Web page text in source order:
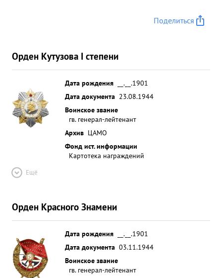
Поделиться
Орден Кутузова I степени
Дата рождения
__.__.1901
Дата документа 23.08.1944
Воинское звание
гв. генерал-лейтенант
Архив ЦАМО
Фонд ист. информации
Картотека награждений
Ещё
Орден Красного Знамени
Дата рождения
__.__.1901
Дата документа 03.11.1944
Воинское звание
гв. генерал-лейтенант